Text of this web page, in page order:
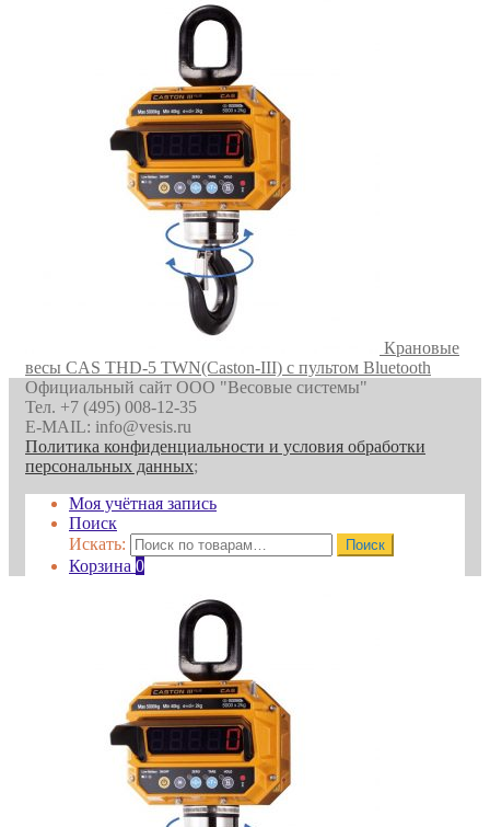
Крановые
весы CAS THD-5 TWN(Caston-III) с пультом Bluetooth
Официальный сайт ООО "Весовые системы"
Тел. +7 (495) 008-12-35
E-MAIL: info@vesis.ru
Политика конфиденциальности и условия обработки
персональных данных;
Моя учётная запись
Поиск
Искать:
Поиск
Корзина 0